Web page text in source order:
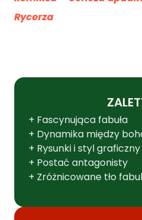
Rycerza
+ Fascynująca fabuła
+ Dynamika między
+ Rysunki i styl graficzny
+ Postać antagonisty
+ Zróżnicowane tło